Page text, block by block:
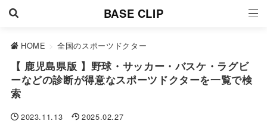
BASE CLIP
HOME > 全国のスポーツドクター
【 鹿児島県版 】野球・サッカー・バスケ・ラグビ
ーなどの診断が得意なスポーツドクターを一覧で検
索
2023.11.13 2025.02.27